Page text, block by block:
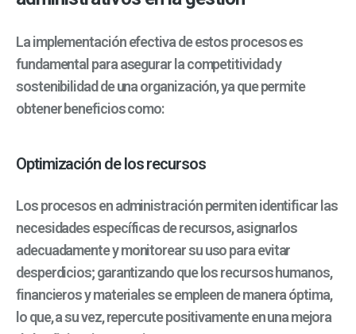
La implementación efectiva de estos procesos es
fundamental para asegurar la competitividad y
sostenibilidad de una organización, ya que permite
obtener beneficios como:
Optimización de los recursos
Los procesos en administración permiten identificar las
necesidades específicas de recursos, asignarlos
adecuadamente y monitorear su uso para evitar
desperdicios; garantizando que los recursos humanos,
financieros y materiales se empleen de manera óptima,
lo que, a su vez, repercute positivamente en una mejora